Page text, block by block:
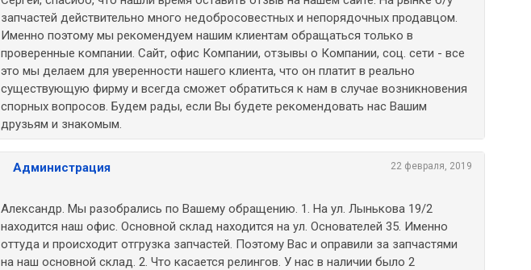
запчастей действительно много недобросовестных и непорядочных продавцом.
Именно поэтому мы рекомендуем нашим клиентам обращаться только в
проверенные компании. Сайт, офис Компании, отзывы о Компании, соц. сети - все
это мы делаем для уверенности нашего клиента, что он платит в реально
существующую фирму и всегда сможет обратиться к нам в случае возникновения
спорных вопросов. Будем рады, если Вы будете рекомендовать нас Вашим
друзьям и знакомым.
22 февраля, 2019
Администрация
Александр. Мы разобрались по Вашему обращению. 1. На ул. Лынькова 19/2
находится наш офис. Основной склад находится на ул. Основателей 35. Именно
оттуда и происходит отгрузка запчастей. Поэтому Вас и оправили за запчастями
на наш основной склад. 2. Что касается релингов. У нас в наличии было 2